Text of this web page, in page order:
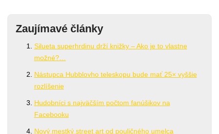
Zaujímavé články
Silueta superhrdinu drží knižky – Ako je to vlastne
možné?…
Nástupca Hubblovho teleskopu bude mať 25× vyššie
rozlíšenie
Hudobníci s najväčším počtom fanúšikov na
Facebooku
Nový mestký street art od pouličného umelca